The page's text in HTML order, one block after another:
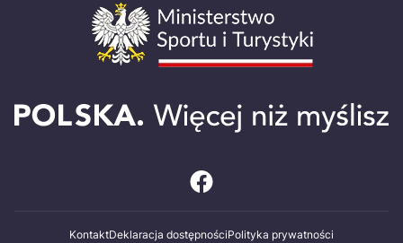
KontaktDeklaracja dostępnościPolityka prywatności